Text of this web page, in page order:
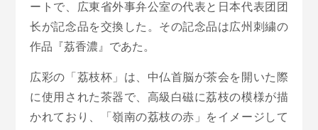
ートで、広東省外事弁公室の代表と日本代表团团
长が記念品を交換した。その記念品は広州刺繍の
作品『荔香濃』であた。
広彩の「荔枝杯」は、中仏首脳が茶会を開いた際
に使用された茶器で、高級白磁に荔枝の模様が描
かれており、「嶺南の荔枝の赤」をイメージして